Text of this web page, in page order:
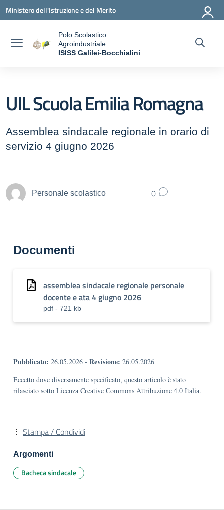
Vai ai contenuti
Vai al menu di navigazione
Vai al footer
Ministero dell'Istruzione e del Merito
Polo Scolastico
Agroindustriale
ISISS Galilei-Bocchialini
UIL Scuola Emilia Romagna
Assemblea sindacale regionale in orario di
servizio 4 giugno 2026
Personale scolastico 0
Documenti
assemblea sindacale regionale personale
docente e ata 4 giugno 2026
pdf - 721 kb
Pubblicato: 26.05.2026 - Revisione: 26.05.2026
Eccetto dove diversamente specificato, questo articolo è stato
rilasciato sotto Licenza Creative Commons Attribuzione 4.0 Italia.
Stampa / Condividi
Argomenti
Bacheca sindacale